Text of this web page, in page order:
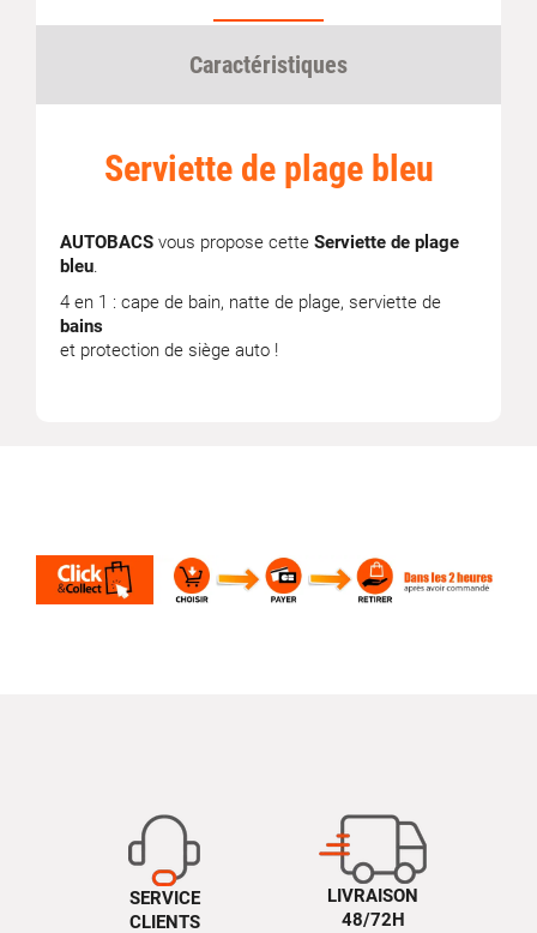
Caractéristiques
Serviette de plage bleu
AUTOBACS vous propose cette Serviette de plage
bleu.
4 en 1 : cape de bain, natte de plage, serviette de
bains
et protection de siège auto !
SERVICE
CLIENTS
LIVRAISON
48/72H